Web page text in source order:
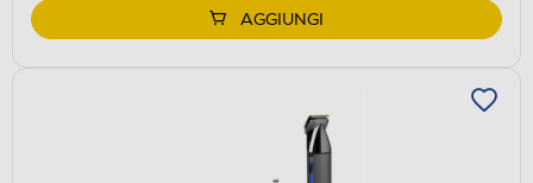
AGGIUNGI